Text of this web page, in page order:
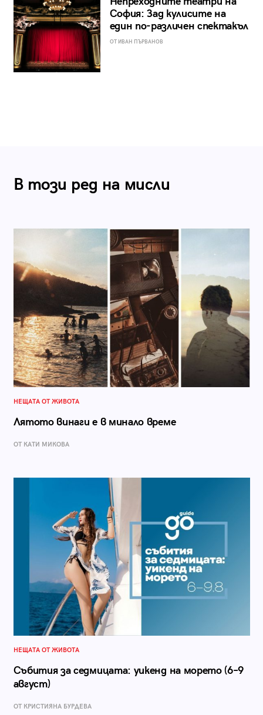
София: Зад кулисите на
един по-различен спектакъл
ОТ ИВАН ПЪРВАНОВ
В този ред на мисли
НЕЩАТА ОТ ЖИВОТА
Лятото винаги е в минало време
ОТ КАТИ МИКОВА
НЕЩАТА ОТ ЖИВОТА
Събития за седмицата: уикенд на морето (6–9
август)
ОТ КРИСТИЯНА БУРДЕВА